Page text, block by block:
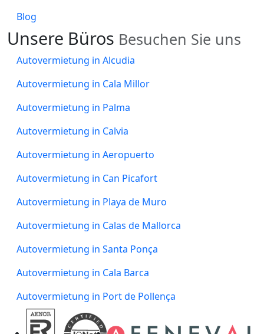
Blog
Unsere Büros Besuchen Sie uns
Autovermietung in Alcudia
Autovermietung in Cala Millor
Autovermietung in Palma
Autovermietung in Calvia
Autovermietung in Aeropuerto
Autovermietung in Can Picafort
Autovermietung in Playa de Muro
Autovermietung in Calas de Mallorca
Autovermietung in Santa Ponça
Autovermietung in Cala Barca
Autovermietung in Port de Pollença